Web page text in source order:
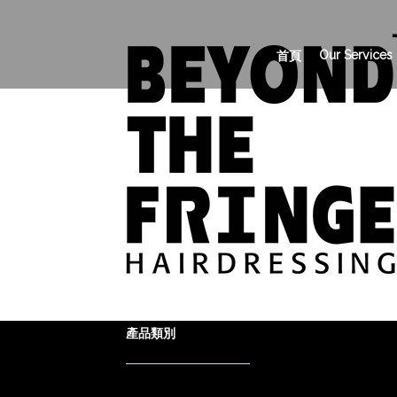
首頁 Our Services
產品類別